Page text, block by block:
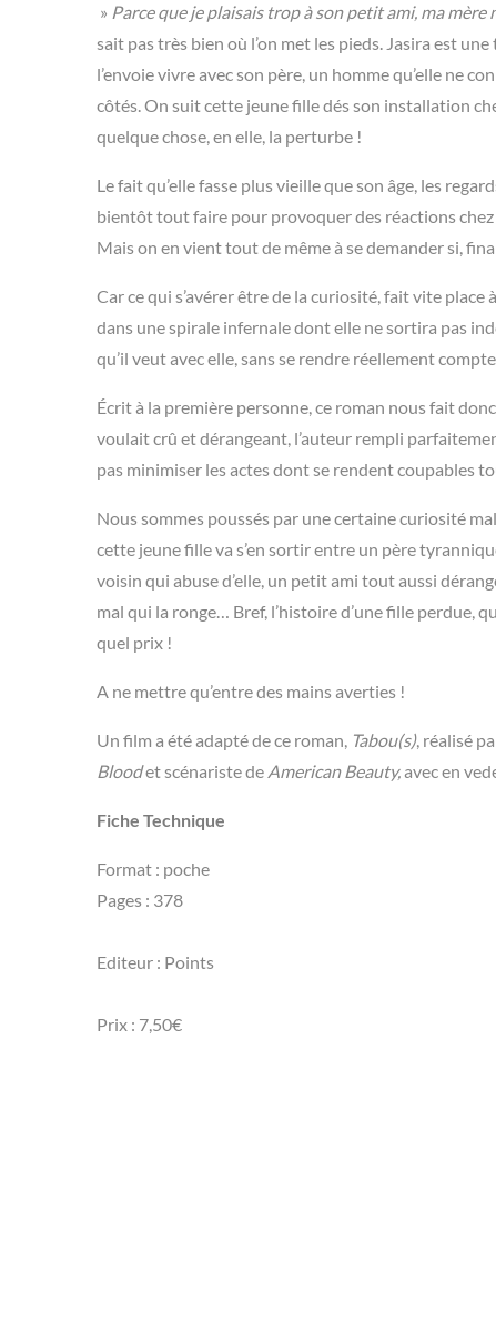
» Parce que je plaisais trop à son petit ami, ma mère
sait pas très bien où l’on met les pieds. Jasira est
l’envoie vivre avec son père, un homme qu’elle ne
côtés. On suit cette jeune fille dés son installation
quelque chose, en elle, la perturbe !
Le fait qu’elle fasse plus vieille que son âge, les
bientôt tout faire pour provoquer des réactions chez
Mais on en vient tout de même à se demander si,
Car ce qui s’avérer être de la curiosité, fait vite
dans une spirale infernale dont elle ne sortira pas
qu’il veut avec elle, sans se rendre réellement
Écrit à la première personne, ce roman nous fait
voulait crû et dérangeant, l’auteur rempli
pas minimiser les actes dont se rendent coupables
Nous sommes poussés par une certaine curiosité
cette jeune fille va s’en sortir entre un père
voisin qui abuse d’elle, un petit ami tout aussi
mal qui la ronge… Bref, l’histoire d’une fille perdue,
quel prix !
A ne mettre qu’entre des mains averties !
Un film a été adapté de ce roman, Tabou(s), réalisé
Bloodet scénariste de American Beauty,avec en
Fiche Technique
Format : poche
Pages : 378
Editeur : Points
Prix : 7,50€